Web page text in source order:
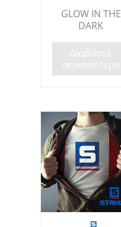
GLOW IN THE
DARK
Διαβάστε
περισσότερα